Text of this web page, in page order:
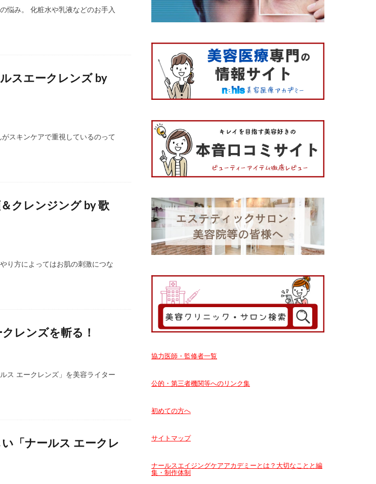
悩み。 化粧水や乳液などのお手入
スエークレンズ by
スキンケアで重視しているのって
クレンジング by 歌
り方によってはお肌の刺激につな
レンズを斬る！
ス エークレンズ」を美容ライター
「ナールス エークレ
協力医師・監修者一覧
公的・第三者機関等へのリンク集
初めての方へ
サイトマップ
ナールスエイジングケアアカデミーとは？大切なことと編
集・制作体制